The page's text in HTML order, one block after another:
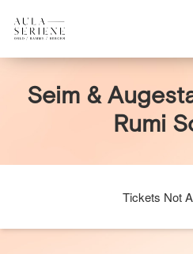
Seim &
Rumi
Tickets Not